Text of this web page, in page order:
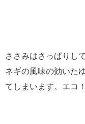
ささみはさっぱりし
ネギの風味の効いた
てしまいます。エコ！